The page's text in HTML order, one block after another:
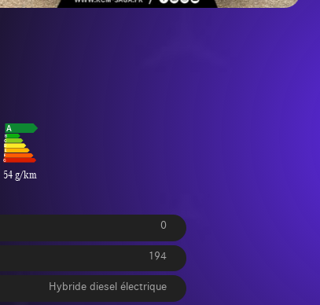
54 g/km
0
194
Hybride diesel électrique